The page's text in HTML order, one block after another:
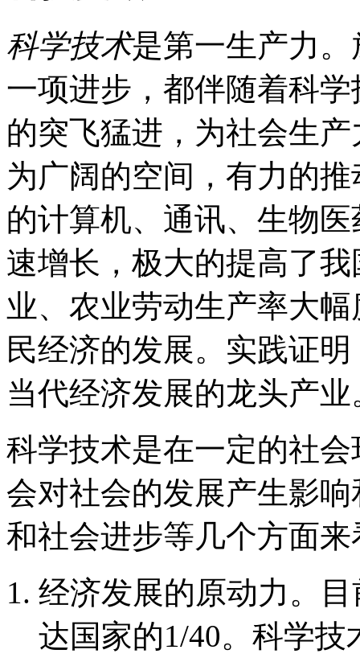
科学技术是第一生产力
一项进步，都伴随着科
的突飞猛进，为社会生
为广阔的空间，有力的
的计算机、通讯、生物
速增长，极大的提高了
业、农业劳动生产率大
民经济的发展。实践证
当代经济发展的龙头产业
科学技术是在一定的社
会对社会的发展产生影
和社会进步等几个方面
经济发展的原动力。
达国家的1/40。科学